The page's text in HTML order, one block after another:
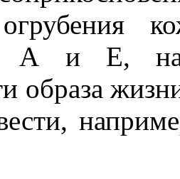
А и Е,
образа